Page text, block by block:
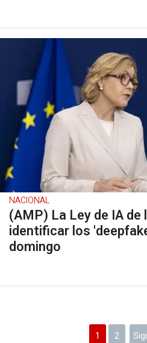
NACIONAL
(AMP) La Ley de IA de
identificar los
domingo
1 2